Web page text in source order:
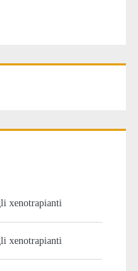
xenotrapianti
xenotrapianti